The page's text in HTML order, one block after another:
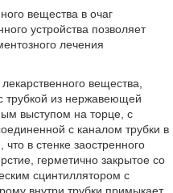
вещества в очаг
устройства позволяет
лечения
вещества,
трубкой из нержавеющей
выступом на торце, с
с каналом трубки в
в стенке заостренного
герметично закрытое со
сцинтиллятором с